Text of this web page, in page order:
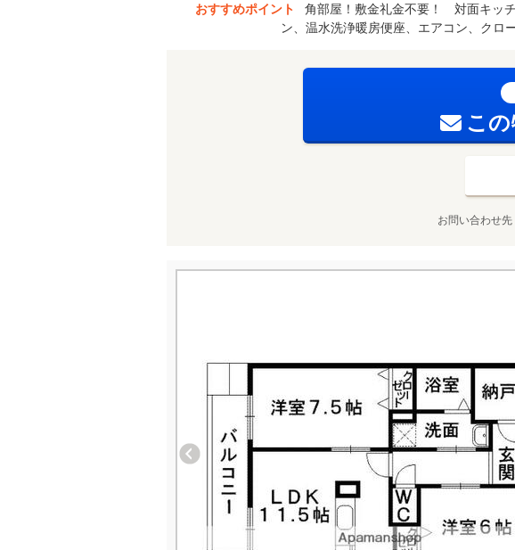
おすすめポイント
角部屋！敷金礼金不要！ 対面キッ
ン、温水洗浄暖房便座、エアコン、クロ
こ
お問い合わせ先